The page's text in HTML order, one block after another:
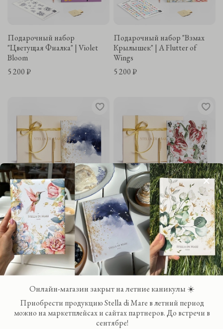
Подарочный набор
"Цветущая Фиалка" | Violet
Bloom
5 200 ₽
Подарочный набор "Взмах
Крылышек" | A Flutter of
Wings
5 200 ₽
Подарочный набор Зодиак |
Zodiac New Era
5 200 ₽
Подарочный набор
"Скарлетт" | Scarlett
Онлайн-магазин закрыт на летние каникулы ☀️
Приобрести продукцию Stella di Mare в летний период
можно на маркетплейсах и сайтах партнеров. До встречи в
сентябре!